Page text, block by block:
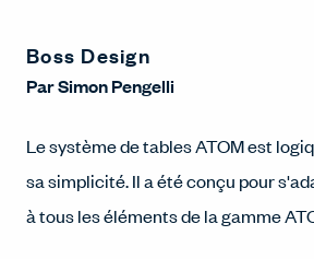
Boss Design
ParSimon Pengelli
Le système de tables ATOM est
sa simplicité. Il a été conçu pour
à tous les éléments de la gamme